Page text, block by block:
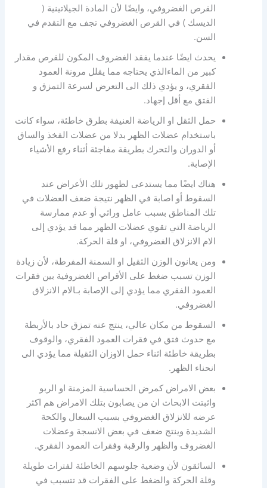
القرص الغضروفي، وايضًا لأن المادة الجيلاتينية (
الديسك ) في القرص الغضروفي تجف مع التقدم في
السن.
يحدث ايضًا عندما يفقد الغضروف المكون للقرص مقدار
كبير من الماءالذي يحتاجه مما يقلل مرونة العمود
الفقري، و يؤدي ذلك الى التعرض لسرعة التمزق و
الفتق مع أقل إجهاد.
حمل الثقل او الرياضة العنيفة بطرق خاطئة، سواء كانت
باستخدام عضلات الظهر بدلا من عضلات الفخذ والساق
أو الدوران والتحرك بطريقة مفاجئة أثناء رفع الأشياء
الإصابة.
هناك ايضًا مما يستدعى لظهور تلك الأعراض عند
السقوط أو اصابة في الظهر نتيجة ضعف العضلات في
تلك المناطق بسبب عامل وراثي أو عدم ممارسة
الرياضة التي تقوي عضلات الظهر مما قد يؤدي إلى
الام الانزلاق الغضروفي، او قلة الحركة.
ومن يعانون الوزن الثقيل او السمنة المفرطة، لأن زيادة
الوزن تسبب ضغط على الأقراص الغضروفية بين فقرات
العمود الفقري مما يؤدي إلى الإصابة بـالام الانزلاق
الغضروفي.
السقوط من مكان عالي، ينتج عنه تمزق حاد بالأربطة
مع حدوث فتق في فقرات العمود الفقري، والوقوف
بطريقة خاطئة اثناء حمل الاوزان الثقيلة مما يؤدي الى
انحناء الظهر.
بعض الامراض كمرض الحساسية المزمنة او الربو
واثبتت الابحاث ان من يصابون بتلك الامراض هم اكثر
عرضه للانزلاق الغضروفي بسبب السعال والكحة
الشديدة وينتج ضعف في بعض الانسجة وعضلات
الغضروف والظهر والرقبة وفقرات العمود الفقري.
السائقون لأن وضعية جلوسهم الخاطئة لفترات طويلة
وقلة الحركة والضغط على الفقرات قد تتسبب في